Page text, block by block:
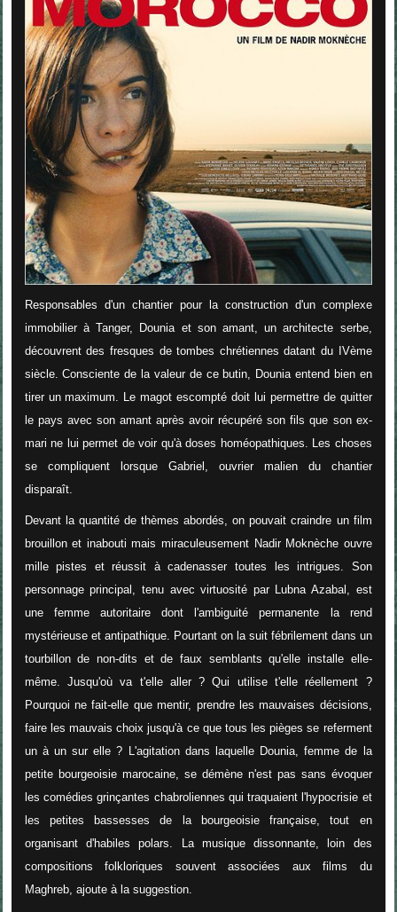
Responsables d'un chantier pour la construction d'un complexe
immobilier à Tanger, Dounia et son amant, un architecte serbe,
découvrent des fresques de tombes chrétiennes datant du IVème
siècle. Consciente de la valeur de ce butin, Dounia entend bien en
tirer un maximum. Le magot escompté doit lui permettre de quitter
le pays avec son amant après avoir récupéré son fils que son ex-
mari ne lui permet de voir qu'à doses homéopathiques. Les choses
se compliquent lorsque Gabriel, ouvrier malien du chantier
disparaît.
Devant la quantité de thèmes abordés, on pouvait craindre un film
brouillon et inabouti mais miraculeusement Nadir Moknèche ouvre
mille pistes et réussit à cadenasser toutes les intrigues. Son
personnage principal, tenu avec virtuosité par Lubna Azabal, est
une femme autoritaire dont l'ambiguité permanente la rend
mystérieuse et antipathique. Pourtant on la suit fébrilement dans un
tourbillon de non-dits et de faux semblants qu'elle installe elle-
même. Jusqu'où va t'elle aller ? Qui utilise t'elle réellement ?
Pourquoi ne fait-elle que mentir, prendre les mauvaises décisions,
faire les mauvais choix jusqu'à ce que tous les pièges se referment
un à un sur elle ? L'agitation dans laquelle Dounia, femme de la
petite bourgeoisie marocaine, se démène n'est pas sans évoquer
les comédies grinçantes chabroliennes qui traquaient l'hypocrisie et
les petites bassesses de la bourgeoisie française, tout en
organisant d'habiles polars. La musique dissonnante, loin des
compositions folkloriques souvent associées aux films du
Maghreb, ajoute à la suggestion.